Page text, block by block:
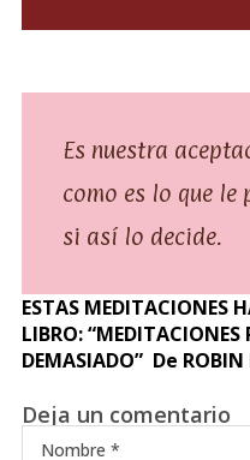
Es nuestra
como es lo que
si así lo decide.
ESTAS MEDITACIONES
LIBRO: “MEDITACIONES
DEMASIADO” De
Deja un comentario